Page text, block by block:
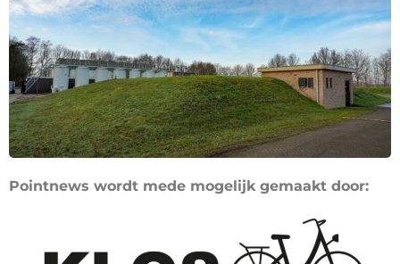
Pointnews wordt mede mogelijk gemaakt door: